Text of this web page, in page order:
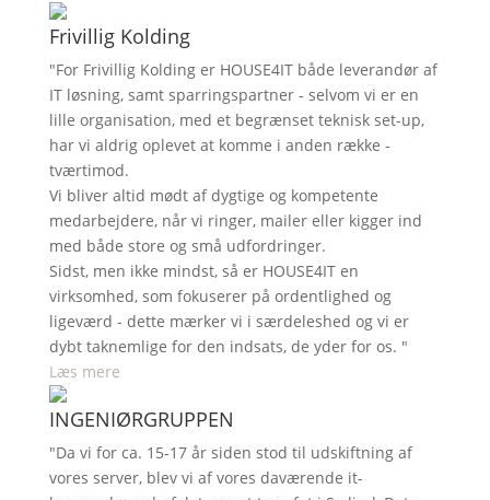
Frivillig Kolding
"For Frivillig Kolding er HOUSE4IT både leverandør af
IT løsning, samt sparringspartner - selvom vi er en
lille organisation, med et begrænset teknisk set-up,
har vi aldrig oplevet at komme i anden række -
tværtimod.
Vi bliver altid mødt af dygtige og kompetente
medarbejdere, når vi ringer, mailer eller kigger ind
med både store og små udfordringer.
Sidst, men ikke mindst, så er HOUSE4IT en
virksomhed, som fokuserer på ordentlighed og
ligeværd - dette mærker vi i særdeleshed og vi er
dybt taknemlige for den indsats, de yder for os. "
Læs mere
INGENIØRGRUPPEN
"Da vi for ca. 15-17 år siden stod til udskiftning af
vores server, blev vi af vores daværende it-